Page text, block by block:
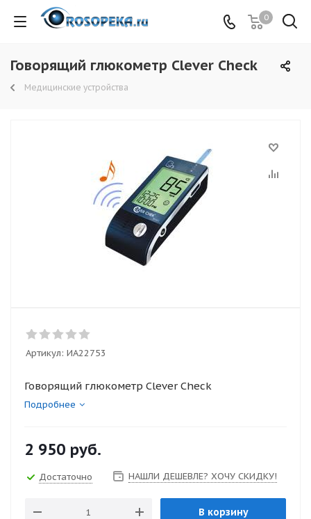
0
Говорящий глюкометр Clever Check
Медицинские устройства
Артикул: ИА22753
Говорящий глюкометр Clever Check
Подробнее
2 950 руб.
Достаточно НАШЛИ ДЕШЕВЛЕ? ХОЧУ СКИДКУ!
В корзину